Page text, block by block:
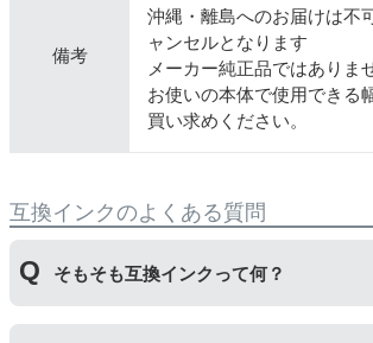
備考
沖縄・離島へのお届けは不
ャンセルとなります
メーカー純正品ではありま
お使いの本体で使用できる
買い求めください。
互換インクのよくある質問
そもそも互換インクって何？